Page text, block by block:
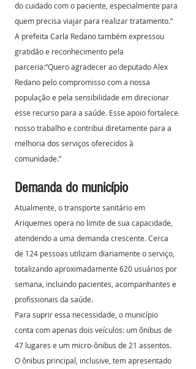
do cuidado com o paciente, especialmente para
quem precisa viajar para realizar tratamento.”
A prefeita Carla Redano também expressou
gratidão e reconhecimento pela
parceria:“Quero agradecer ao deputado Alex
Redano pelo compromisso com a nossa
população e pela sensibilidade em direcionar
esse recurso para a saúde. Esse apoio fortalece
nosso trabalho e contribui diretamente para a
melhoria dos serviços oferecidos à
comunidade.”
Demanda do município
Atualmente, o transporte sanitário em
Ariquemes opera no limite de sua capacidade,
atendendo a uma demanda crescente. Cerca
de 124 pessoas utilizam diariamente o serviço,
totalizando aproximadamente 620 usuários por
semana, incluindo pacientes, acompanhantes e
profissionais da saúde.
Para suprir essa necessidade, o município
conta com apenas dois veículos: um ônibus de
47 lugares e um micro-ônibus de 21 assentos.
O ônibus principal, inclusive, tem apresentado